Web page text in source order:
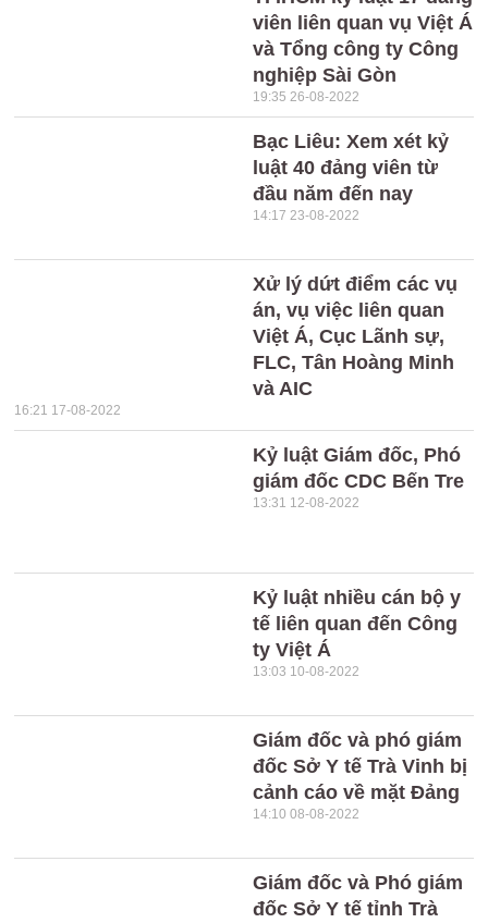
viên liên quan vụ Việt Á
và Tổng công ty Công
nghiệp Sài Gòn
19:35 26-08-2022
Bạc Liêu: Xem xét kỷ
luật 40 đảng viên từ
đầu năm đến nay
14:17 23-08-2022
Xử lý dứt điểm các vụ
án, vụ việc liên quan
Việt Á, Cục Lãnh sự,
FLC, Tân Hoàng Minh
và AIC
16:21 17-08-2022
Kỷ luật Giám đốc, Phó
giám đốc CDC Bến Tre
13:31 12-08-2022
Kỷ luật nhiều cán bộ y
tế liên quan đến Công
ty Việt Á
13:03 10-08-2022
Giám đốc và phó giám
đốc Sở Y tế Trà Vinh bị
cảnh cáo về mặt Đảng
14:10 08-08-2022
Giám đốc và Phó giám
đốc Sở Y tế tỉnh Trà